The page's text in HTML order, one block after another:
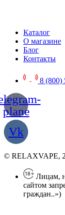
Каталог
О магазине
Блог
Контакты
8 (800)
plane
Vk
© RELAXVAPE,
Лицам,
сайтом
граждан..»)